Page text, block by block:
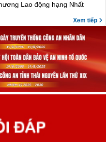
Lao động hạng Nhất
Xem tiếp